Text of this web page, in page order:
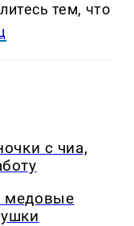
тем, что
с чиа,
медовые